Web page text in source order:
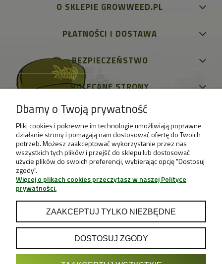
O SKLEPIE GROWWEED.PL
PŁATNOŚCI I DOSTAWA
BEZPIECZEŃSTWO
POLECANE STRONY
Dbamy o Twoją prywatność
Pliki cookies i pokrewne im technologie umożliwiają poprawne
działanie strony i pomagają nam dostosować ofertę do Twoich
potrzeb. Możesz zaakceptować wykorzystanie przez nas
wszystkich tych plików i przejść do sklepu lub dostosować
użycie plików do swoich preferencji, wybierając opcję "Dostosuj
zgody".
Więcej o plikach cookies przeczytasz w naszej Polityce
prywatności.
ZAAKCEPTUJ TYLKO NIEZBĘDNE
DOSTOSUJ ZGODY